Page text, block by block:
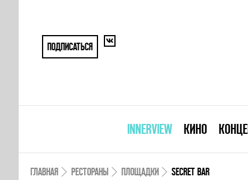
ПОДПИСАТЬСЯ
INNERVIEW КИНО
ГЛАВНАЯ РЕСТОРАНЫ ПЛОЩАДКИ SECRET BAR